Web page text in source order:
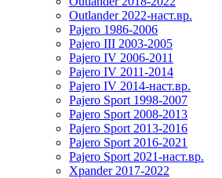
Outlander 2022-наст.вр.
Pajero 1986-2006
Pajero III 2003-2005
Pajero IV 2006-2011
Pajero IV 2011-2014
Pajero IV 2014-наст.вр.
Pajero Sport 1998-2007
Pajero Sport 2008-2013
Pajero Sport 2013-2016
Pajero Sport 2016-2021
Pajero Sport 2021-наст.вр.
Xpander 2017-2022